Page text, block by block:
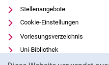
Stellenangebote
Cookie-Einstellungen
Vorlesungsverzeichnis
Uni-Bibliothek
Moodle